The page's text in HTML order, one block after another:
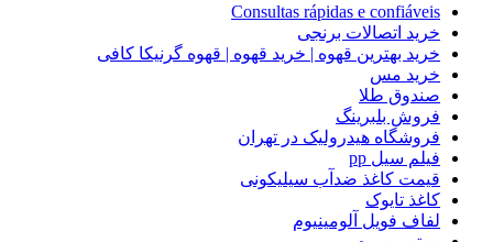
Consultas rápidas e confiáveis
خرید اتصالات برنجی
خرید بهترین قهوه | خرید قهوه | قهوه گرنیکا کافی
خرید مس
صندوق طلا
فروش بلبرینگ
فروشگاه هیدرولیک در تهران
فیلم سیل pp
قیمت کاغذ ضدآب سیلیکونی
کاغذ تایوک
لفاف فویل آلومینیوم